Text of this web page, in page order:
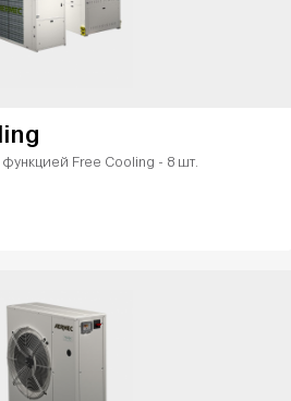
Free Cooling - 8 шт.